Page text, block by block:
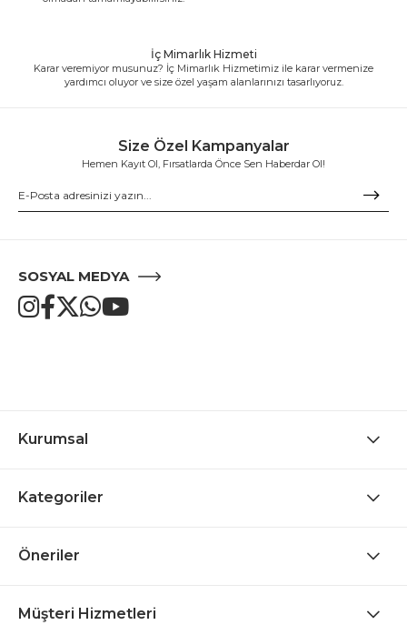
İç Mimarlık Hizmeti
Karar veremiyor musunuz? İç Mimarlık Hizmetimiz ile karar vermenize
yardımcı oluyor ve size özel yaşam alanlarınızı tasarlıyoruz.
Size Özel Kampanyalar
Hemen Kayıt Ol, Fırsatlarda Önce Sen Haberdar Ol!
SOSYAL MEDYA
Kurumsal
Kategoriler
Öneriler
Müşteri Hizmetleri